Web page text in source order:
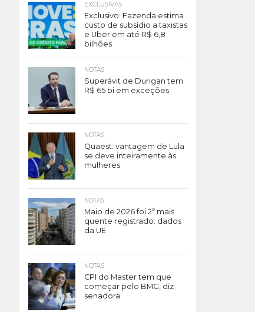
EXCLUSIVAS
Exclusivo: Fazenda estima
custo de subsídio a taxistas
e Uber em até R$ 6,8
bilhões
NOTAS
Superávit de Durigan tem
R$ 65 bi em exceções
NOTAS
Quaest: vantagem de Lula
se deve inteiramente às
mulheres
NOTAS
Maio de 2026 foi 2º mais
quente registrado: dados
da UE
NOTAS
CPI do Master tem que
começar pelo BMG, diz
senadora